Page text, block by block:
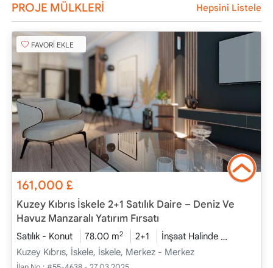
PROJE MÜLKLERİ Hepsini Listele
FAVORİ EKLE
161,000£
Kuzey Kıbrıs İskele 2+1 Satılık Daire – Deniz Ve
Havuz Manzaralı Yatırım Fırsatı
Satılık - Konut 78.00 m2 2+1 İnşaat Halinde
Kuzey Kıbrıs, İskele, İskele, Merkez - Merkez